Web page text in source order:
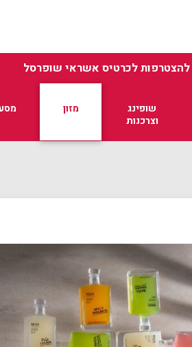
להצטרפות לכרטיס אשראי שופרסל
שופינג
וצרכנות
מזון